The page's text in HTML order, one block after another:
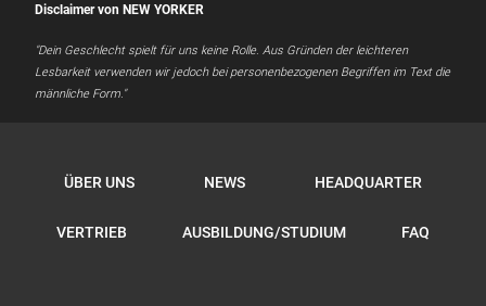
Disclaimer von NEW YORKER
"Dein Geschlecht spielt für uns keine Rolle. Aus Gründen der leichteren
Lesbarkeit verwenden wir jedoch bei personenbezogenen Begriffen im Text die
männliche Form."
ÜBER UNS NEWS HEADQUARTER
VERTRIEB AUSBILDUNG/STUDIUM FAQ